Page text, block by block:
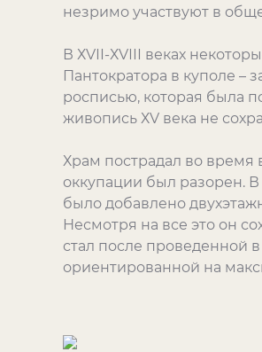
незримо участвуют в
В ХVІІ-ХVІІІ веках
Пантократора в куполе –
росписью, которая была
живопись ХV века не
Храм пострадал во время
оккупации был разорен. В
было добавлено
Несмотря на все это он
стал после проведенной
ориентированной на